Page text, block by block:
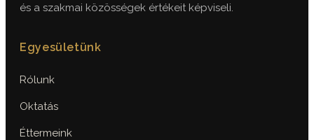
és a szakmai közösségek értékeit képviseli.
Egyesületünk
Rólunk
Oktatás
Éttermeink